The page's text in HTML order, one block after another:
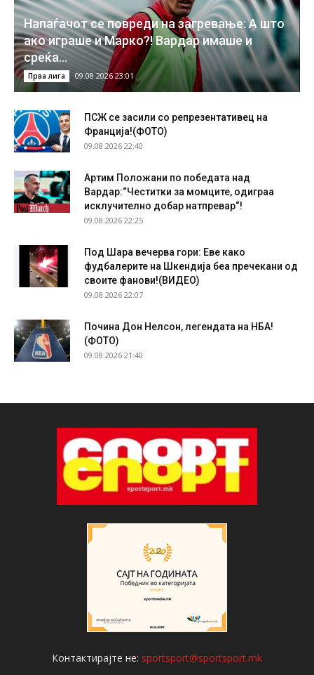
Напаѓачот се повреди на загревање: А што
ако играше и Марко?! Вардар имаше и
среќа…
Прва лига 09.08.2026 23:01
ПСЖ се засили со репрезентативец на
Франција!(ФОТО)
09.08.2026 22:40
Артим Положани по победата над
Вардар:“Честитки за момците, одиграа
исклучително добар натпревар“!
09.08.2026 22:25
Под Шара вечерва гори: Еве како
фудбалерите на Шкендија беа пречекани од
своите фанови!(ВИДЕО)
09.08.2026 22:07
Почина Дон Нелсон, легендата на НБА!
(ФОТО)
09.08.2026 21:40
Контактирајте не: sportsport@sportsport.mk